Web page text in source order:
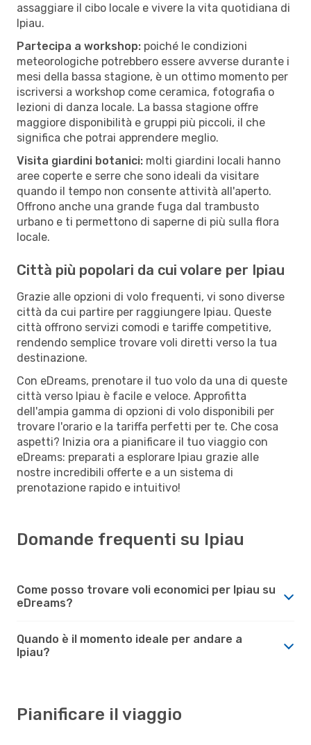
assaggiare il cibo locale e vivere la vita quotidiana di
Ipiau.
Partecipa a workshop: poiché le condizioni
meteorologiche potrebbero essere avverse durante i
mesi della bassa stagione, è un ottimo momento per
iscriversi a workshop come ceramica, fotografia o
lezioni di danza locale. La bassa stagione offre
maggiore disponibilità e gruppi più piccoli, il che
significa che potrai apprendere meglio.
Visita giardini botanici: molti giardini locali hanno
aree coperte e serre che sono ideali da visitare
quando il tempo non consente attività all'aperto.
Offrono anche una grande fuga dal trambusto
urbano e ti permettono di saperne di più sulla flora
locale.
Città più popolari da cui volare per Ipiau
Grazie alle opzioni di volo frequenti, vi sono diverse
città da cui partire per raggiungere Ipiau. Queste
città offrono servizi comodi e tariffe competitive,
rendendo semplice trovare voli diretti verso la tua
destinazione.
Con eDreams, prenotare il tuo volo da una di queste
città verso Ipiau è facile e veloce. Approfitta
dell'ampia gamma di opzioni di volo disponibili per
trovare l'orario e la tariffa perfetti per te. Che cosa
aspetti? Inizia ora a pianificare il tuo viaggio con
eDreams: preparati a esplorare Ipiau grazie alle
nostre incredibili offerte e a un sistema di
prenotazione rapido e intuitivo!
Domande frequenti su Ipiau
Come posso trovare voli economici per Ipiau su
eDreams?
Quando è il momento ideale per andare a
Ipiau?
Pianificare il viaggio